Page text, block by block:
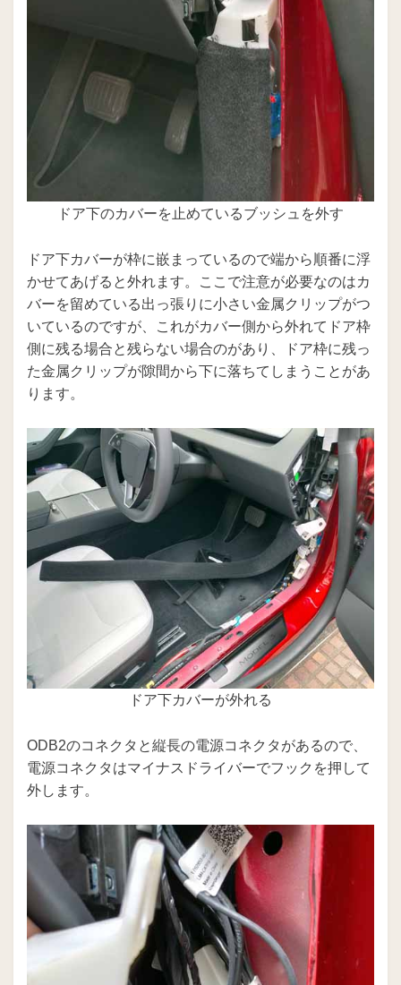
ドア下のカバーを止めているブッシュを外す
ドア下カバーが枠に嵌まっているので端から順番に浮
かせてあげると外れます。ここで注意が必要なのはカ
バーを留めている出っ張りに小さい金属クリップがつ
いているのですが、これがカバー側から外れてドア枠
側に残る場合と残らない場合のがあり、ドア枠に残っ
た金属クリップが隙間から下に落ちてしまうことがあ
ります。
ドア下カバーが外れる
ODB2のコネクタと縦長の電源コネクタがあるので、
電源コネクタはマイナスドライバーでフックを押して
外します。